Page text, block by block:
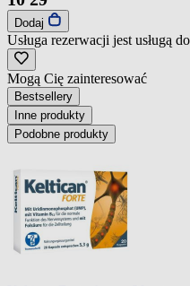
Dodaj
Usługa rezerwacji jest usługą
Mogą Cię zainteresować
Bestsellery
Inne produkty
Podobne produkty